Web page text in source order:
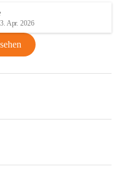
Apr. 2026